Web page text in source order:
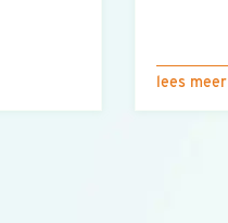
lees meer